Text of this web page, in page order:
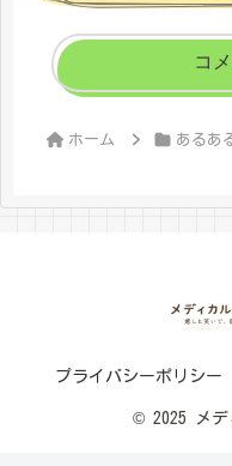
コ
ホーム あるあ
プライバシーポリシー
© 2025 メデ